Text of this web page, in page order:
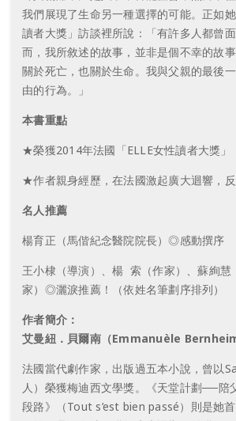
我們展現了生命另一種選擇的可能。正如
讀者大獎」訪談裡所說：「有許多人都曾
而，我所敘述的故事，並非是個不幸的故
關於死亡，也關於生命。我與父親的最後
由的行為。」
本書重點
★榮獲2014年法國「ELLE女性讀者大獎」
★作者親身經歷，在法國激起廣大迴響，反
名人推薦
楊育正（馬偕紀念醫院院長）◎感動撰序
王小棣（導演）、楊 索（作家）、蘇絢慧
家）◎灑淚推薦！（依姓名筆劃序排列）
作者簡介：
艾曼紐．貝爾南（Emmanuèle
法國當代劇作家，出版過五本小說，曾以
人）榮獲梅迪西文學獎。《天堂計劃──陪
段路》（Tout s’est bien passé）則是她